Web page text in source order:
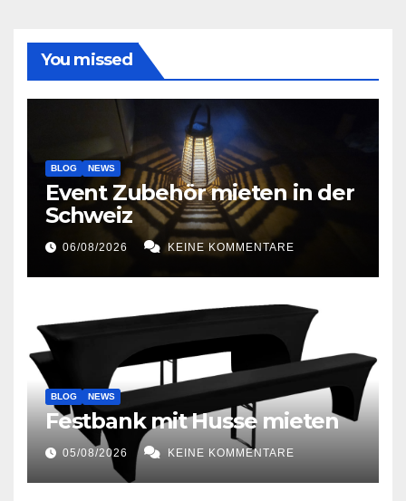
You missed
BLOG NEWS
Event Zubehör mieten in der
Schweiz
06/08/2026 KEINE KOMMENTARE
BLOG NEWS
Festbank mit Husse mieten
05/08/2026 KEINE KOMMENTARE